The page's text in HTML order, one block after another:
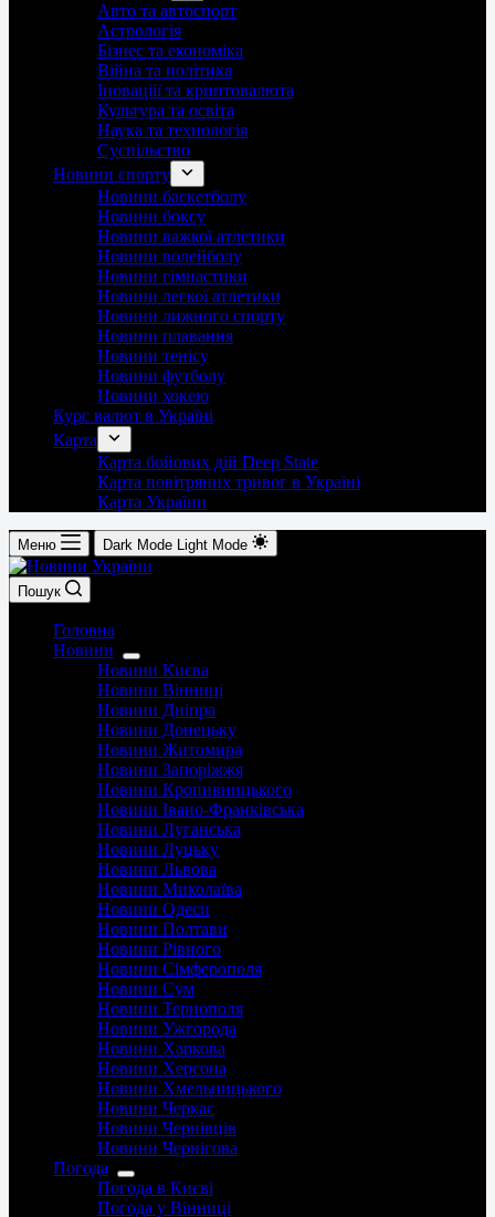
Авто та автоспорт
Астрологія
Бізнес та економіка
Війна та політика
Іноваціії та криптовалюта
Культура та освіта
Наука та технологія
Суспільство
Новини спорту
Новини баскетболу
Новини боксу
Новини важкої атлетики
Новини волейболу
Новини гімнастики
Новини легкої атлетики
Новини лижного спорту
Новини плавання
Новини тенісу
Новини футболу
Новини хокею
Курс валют в Україні
Карта
Карта бойових дій Deep State
Карта повітряних тривог в Україні
Карта України
Меню Dark Mode Light Mode
Пошук
Головна
Новини
Новини Києва
Новини Вінниці
Новини Дніпра
Новини Донецьку
Новини Житомира
Новини Запоріжжя
Новини Кропивницького
Новини Івано-Франківська
Новини Луганська
Новини Луцьку
Новини Львова
Новини Миколаїва
Новини Одеси
Новини Полтави
Новини Рівного
Новини Сімферополя
Новини Сум
Новини Тернополя
Новини Ужгорода
Новини Харкова
Новини Херсона
Новини Хмельницького
Новини Черкас
Новини Чернівців
Новини Чернігова
Погода
Погода в Києві
Погода у Вінниці